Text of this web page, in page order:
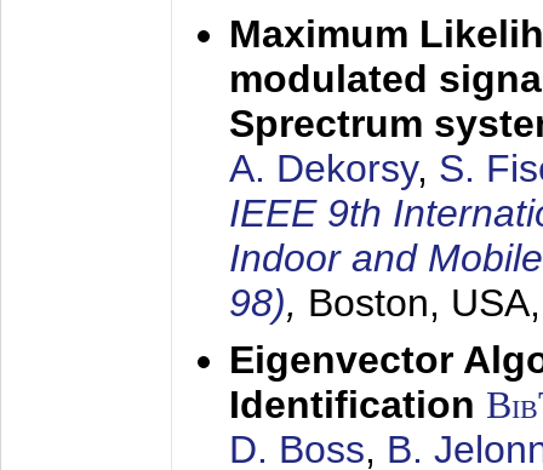
Maximum
modulated
Sprectrum
A. Dekorsy, S.
IEEE 9th
Indoor and
98), Boston,
Eigenvector
Identification
D. Boss, B.